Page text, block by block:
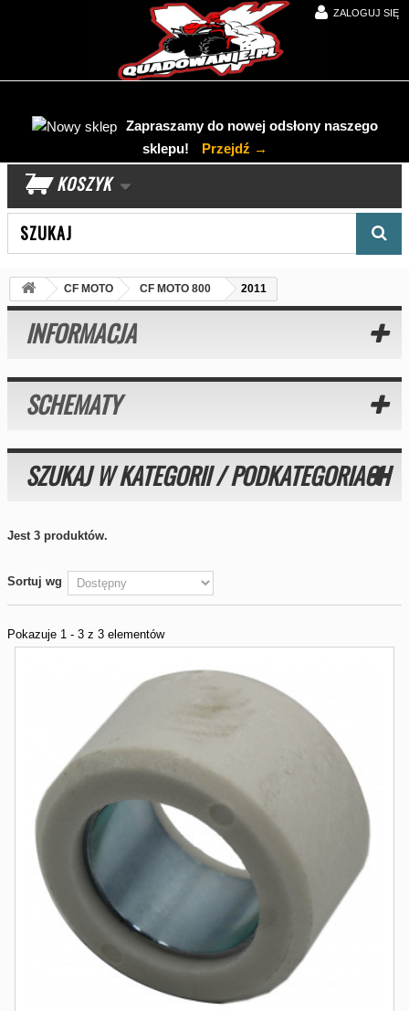
ZALOGUJ SIĘ
Zapraszamy do nowej odsłony naszego
sklepu!
Przejdź →
KOSZYK
CF MOTO CF MOTO 800 2011
INFORMACJA
SCHEMATY
SZUKAJ W KATEGORII / PODKATEGORIACH
Jest 3 produktów.
Sortuj wg
Pokazuje 1 - 3 z 3 elementów